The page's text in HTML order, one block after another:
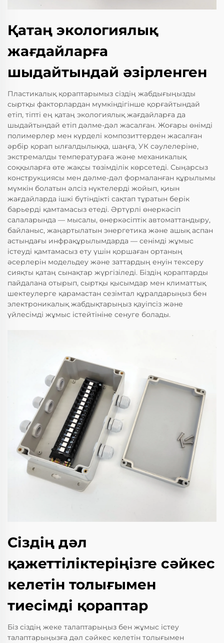
Қатаң экологиялық
жағдайларға
шыдайтындай әзірленген
Пластикалық қораптарымыз сіздің жабдығыңызды
сыртқы факторлардан мүмкіндігінше қорғайтындай
етіп, тіпті ең қатаң экологиялық жағдайларға да
шыдайтындай етіп дәлме-дәл жасалған. Жоғары өнімді
полимерлер мен күрделі композиттерден жасалған
әрбір қорап ылғалдылыққа, шаңға, УК сәулелеріне,
экстремалды температураға және механикалық
соққыларға өте жақсы төзімділік көрсетеді. Сыңарсыз
конструкциясы мен дәлме-дәл формаланған құрылымы
мүмкін болатын әлсіз нүктелерді жойып, қиын
жағдайларда ішкі бүтіндікті сақтап тұратын берік
барьерді қамтамасыз етеді. Әртүрлі өнеркәсіп
салаларында — мысалы, өнеркәсіптік автоматтандыру,
байланыс, жаңартылатын энергетика және ашық аспан
астындағы инфрақұрылымдарда — сенімді жұмыс
істеуді қамтамасыз ету үшін қоршаған ортаның
әсерлерін модельдеу және заттардың енуін тексеру
сияқты қатаң сынақтар жүргізіледі. Біздің қораптарды
пайдалана отырып, сыртқы қысымдар мен климаттық
шектеулерге қарамастан сезімтал құралдарыңыз бен
электроникалық жабдықтарыңыз қауіпсіз және
үйлесімді жұмыс істейтініне сенуге болады.
Сіздің дәл
қажеттіліктеріңізге сәйкес
келетін толығымен
тиесімді қораптар
Біз сіздің жеке талаптарыңыз бен жұмыс істеу
талаптарыңызға дәл сәйкес келетін толығымен